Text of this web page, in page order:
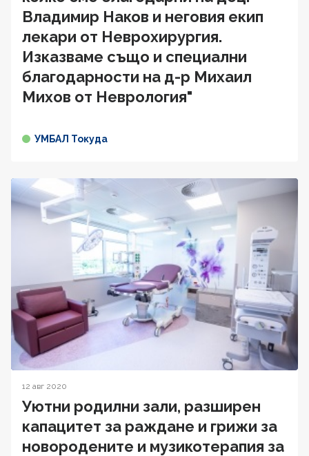
Владимир Наков и неговия екип
лекари от Неврохирургия.
Изказваме също и специални
благодарности на д-р Михаил
Михов от Неврология"
УМБАЛ Токуда
12 авг 2020
Уютни родилни зали, разширен
капацитет за раждане и грижи за
новородените и музикотерапия за